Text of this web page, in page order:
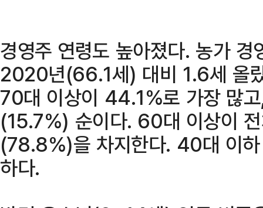
경영주 연령도 높아졌다. 농가
2020년(66.1세) 대비 1.6세 올
70대 이상이 44.1%로 가장 많
(15.7%) 순이다. 60대 이상이
(78.8%)을 차지한다. 40대 이
하다.